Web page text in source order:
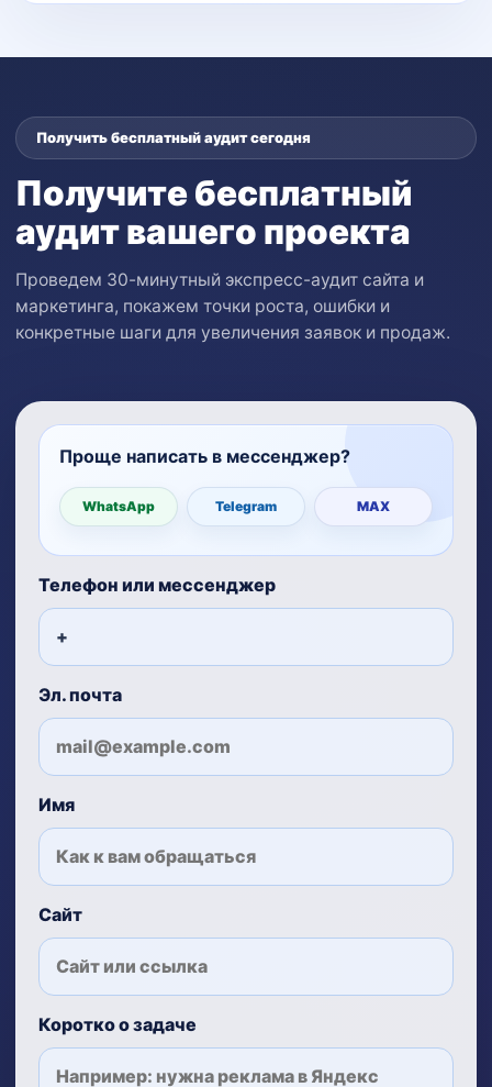
Получить бесплатный аудит сегодня
Получите бесплатный
аудит вашего проекта
Проведем 30-минутный экспресс-аудит сайта и
маркетинга, покажем точки роста, ошибки и
конкретные шаги для увеличения заявок и продаж.
Проще написать в мессенджер?
WhatsApp Telegram MAX
Телефон или мессенджер
Эл. почта
Имя
Сайт
Коротко о задаче